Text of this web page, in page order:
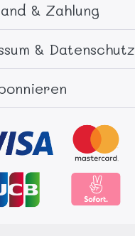
& Zahlung
& Datenschutz